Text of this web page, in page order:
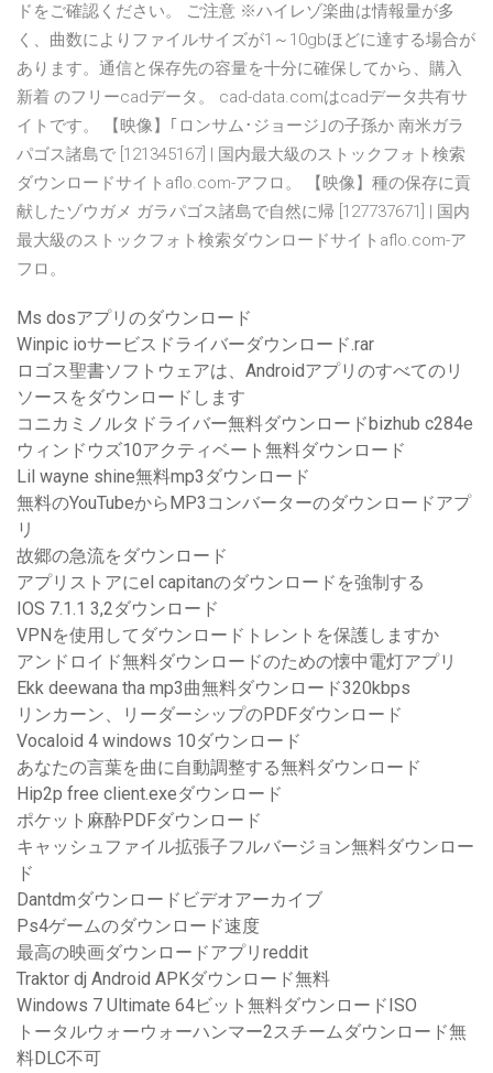
ドをご確認ください。 ご注意 ※ハイレゾ楽曲は情報量が多
く、曲数によりファイルサイズが1～10gbほどに達する場合が
あります。通信と保存先の容量を十分に確保してから、購入
新着 のフリーcadデータ。 cad-data.comはcadデータ共有サ
イトです。 【映像】｢ロンサム･ジョージ｣の子孫か 南米ガラ
パゴス諸島で [121345167] | 国内最大級のストックフォト検索
ダウンロードサイトaflo.com-アフロ。 【映像】種の保存に貢
献したゾウガメ ガラパゴス諸島で自然に帰 [127737671] | 国内
最大級のストックフォト検索ダウンロードサイトaflo.com-ア
フロ。
Ms dosアプリのダウンロード
Winpic ioサービスドライバーダウンロード.rar
ロゴス聖書ソフトウェアは、Androidアプリのすべてのリ
ソースをダウンロードします
コニカミノルタドライバー無料ダウンロードbizhub c284e
ウィンドウズ10アクティベート無料ダウンロード
Lil wayne shine無料mp3ダウンロード
無料のYouTubeからMP3コンバーターのダウンロードアプ
リ
故郷の急流をダウンロード
アプリストアにel capitanのダウンロードを強制する
IOS 7.1.1 3,2ダウンロード
VPNを使用してダウンロードトレントを保護しますか
アンドロイド無料ダウンロードのための懐中電灯アプリ
Ekk deewana tha mp3曲無料ダウンロード320kbps
リンカーン、リーダーシップのPDFダウンロード
Vocaloid 4 windows 10ダウンロード
あなたの言葉を曲に自動調整する無料ダウンロード
Hip2p free client.exeダウンロード
ポケット麻酔PDFダウンロード
キャッシュファイル拡張子フルバージョン無料ダウンロー
ド
Dantdmダウンロードビデオアーカイブ
Ps4ゲームのダウンロード速度
最高の映画ダウンロードアプリreddit
Traktor dj Android APKダウンロード無料
Windows 7 Ultimate 64ビット無料ダウンロードISO
トータルウォーウォーハンマー2スチームダウンロード無
料DLC不可